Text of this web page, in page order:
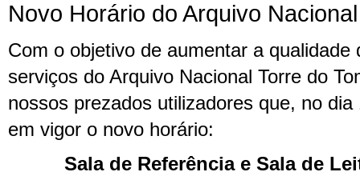
Novo Horário do Arquivo
Com o objetivo de aumentar a qualidade
serviços do Arquivo Nacional Torre do
nossos prezados utilizadores que, no
em vigor o novo horário:
Sala de Referência e Sala de